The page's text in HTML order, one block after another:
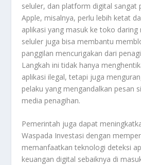
seluler, dan platform digital sangat
Apple, misalnya, perlu lebih ketat
aplikasi yang masuk ke toko
seluler juga bisa membantu
panggilan mencurigakan dari
Langkah ini tidak hanya
aplikasi ilegal, tetapi juga
pelaku yang mengandalkan pesan
media penagihan.
Pemerintah juga dapat
Waspada Investasi dengan
memanfaatkan teknologi deteksi
keuangan digital sebaiknya di